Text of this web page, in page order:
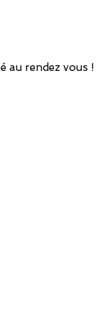
au rendez vous !